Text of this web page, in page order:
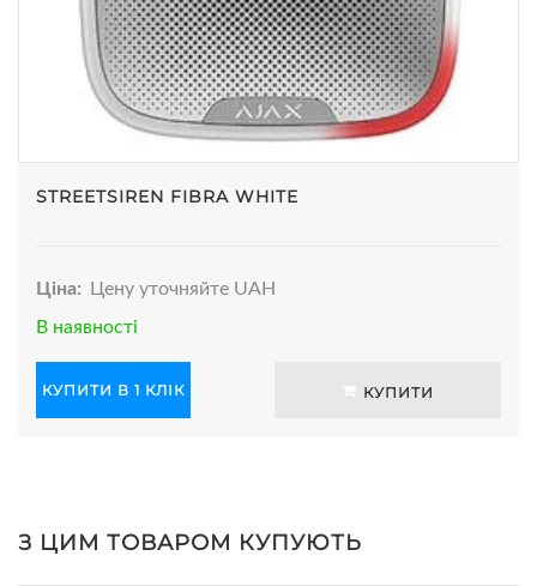
STREETSIREN FIBRA WHITE
Ціна:
Цену уточняйте UAH
В наявності
КУПИТИ В 1 КЛІК КУПИТИ
З ЦИМ ТОВАРОМ КУПУЮТЬ